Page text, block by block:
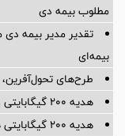
مطلوب بیمه دی
تقدیر مدیر بیمه دی
بیمه‌ای
طرح‌های
هدیه ۲۰۰ گیگابایتی دولت برای خبرنگاران ایرانسلی
هدیه ۲۰۰ گیگابایتی همراه اول برای خبرنگاران فعال شد